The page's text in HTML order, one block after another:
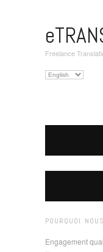
Freelance
Choisir
POURQUOI
Engagement